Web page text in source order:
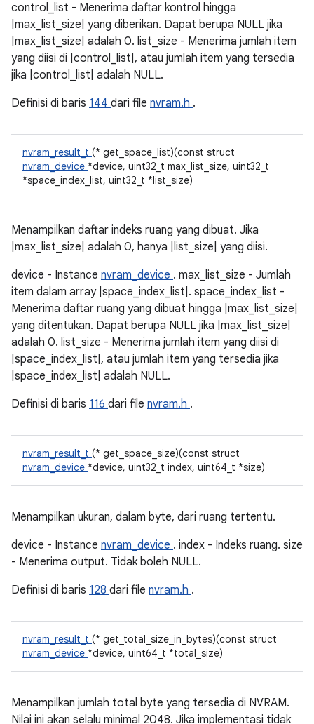
control_list - Menerima daftar kontrol hingga
|max_list_size| yang diberikan. Dapat berupa NULL jika
|max_list_size| adalah 0. list_size - Menerima jumlah item
yang diisi di |control_list|, atau jumlah item yang tersedia
jika |control_list| adalah NULL.
Definisi di baris 144 dari file nvram.h .
nvram_result_t (* get_space_list)(const struct
nvram_device *device, uint32_t max_list_size, uint32_t
*space_index_list, uint32_t *list_size)
Menampilkan daftar indeks ruang yang dibuat. Jika
|max_list_size| adalah 0, hanya |list_size| yang diisi.
device - Instance nvram_device . max_list_size - Jumlah
item dalam array |space_index_list|. space_index_list -
Menerima daftar ruang yang dibuat hingga |max_list_size|
yang ditentukan. Dapat berupa NULL jika |max_list_size|
adalah 0. list_size - Menerima jumlah item yang diisi di
|space_index_list|, atau jumlah item yang tersedia jika
|space_index_list| adalah NULL.
Definisi di baris 116 dari file nvram.h .
nvram_result_t (* get_space_size)(const struct
nvram_device *device, uint32_t index, uint64_t *size)
Menampilkan ukuran, dalam byte, dari ruang tertentu.
device - Instance nvram_device . index - Indeks ruang. size
- Menerima output. Tidak boleh NULL.
Definisi di baris 128 dari file nvram.h .
nvram_result_t (* get_total_size_in_bytes)(const struct
nvram_device *device, uint64_t *total_size)
Menampilkan jumlah total byte yang tersedia di NVRAM.
Nilai ini akan selalu minimal 2048. Jika implementasi tidak